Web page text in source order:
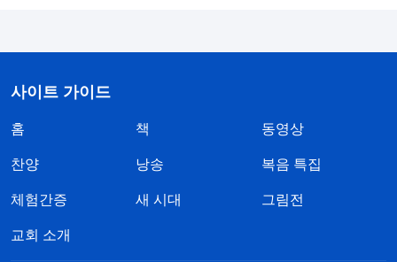
사이트 가이드
홈 책 동영상
찬양 낭송 복음 특집
체험간증 새 시대 그림전
교회 소개